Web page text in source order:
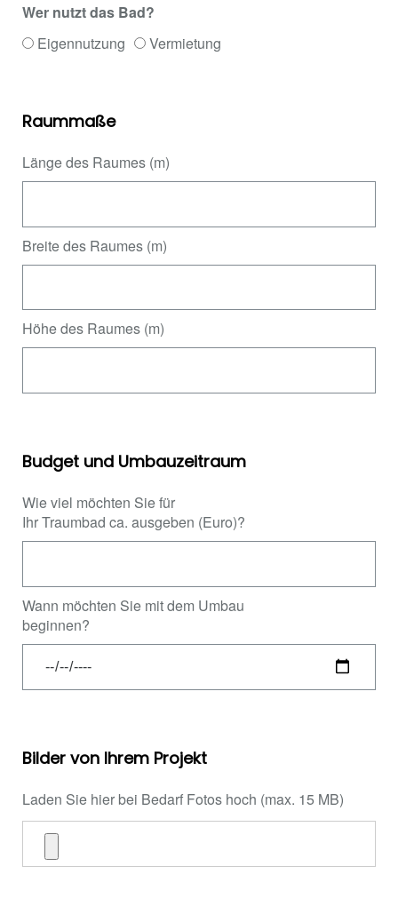
Wer nutzt das Bad?
Eigennutzung
Vermietung
Raummaße
Länge des Raumes (m)
Breite des Raumes (m)
Höhe des Raumes (m)
Budget und Umbauzeitraum
Wie viel möchten Sie für
Ihr Traumbad ca. ausgeben (Euro)?
Wann möchten Sie mit dem Umbau
beginnen?
Bilder von Ihrem Projekt
Laden Sie hier bei Bedarf Fotos hoch (max. 15 MB)